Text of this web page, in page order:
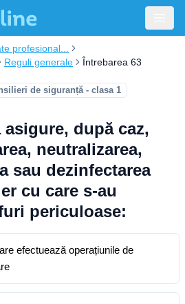
profesional...
Reguli generale Întrebarea 63
de siguranță - clasa 1
după caz,
neutralizarea,
sau dezinfectarea
cu care s-au
periculoase:
efectuează operațiunile de